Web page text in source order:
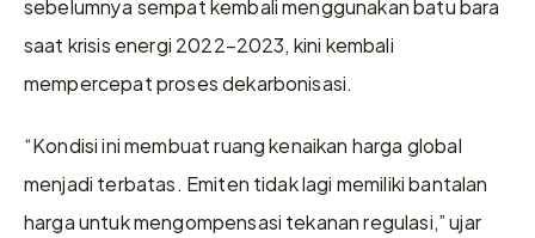
saat krisis energi 2022–2023, kini kembali
mempercepat proses dekarbonisasi.
“Kondisi ini membuat ruang kenaikan harga global
menjadi terbatas. Emiten tidak lagi memiliki bantalan
harga untuk mengompensasi tekanan regulasi,” ujar